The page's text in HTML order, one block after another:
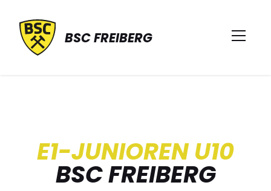
BSC FREIBERG
E1-JUNIOREN U10
BSC FREIBERG